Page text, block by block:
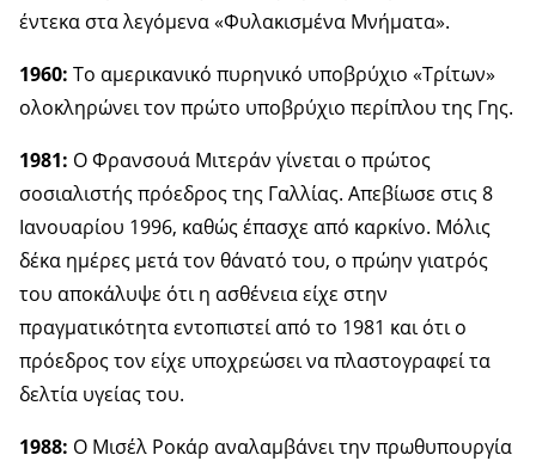
έντεκα στα λεγόμενα «Φυλακισμένα Μνήματα».
1960: Το αμερικανικό πυρηνικό υποβρύχιο «Τρίτων»
ολοκληρώνει τον πρώτο υποβρύχιο περίπλου της Γης.
1981: Ο Φρανσουά Μιτεράν γίνεται ο πρώτος
σοσιαλιστής πρόεδρος της Γαλλίας. Απεβίωσε στις 8
Ιανουαρίου 1996, καθώς έπασχε από καρκίνο. Μόλις
δέκα ημέρες μετά τον θάνατό του, ο πρώην γιατρός
του αποκάλυψε ότι η ασθένεια είχε στην
πραγματικότητα εντοπιστεί από το 1981 και ότι ο
πρόεδρος τον είχε υποχρεώσει να πλαστογραφεί τα
δελτία υγείας του.
1988: Ο Μισέλ Ροκάρ αναλαμβάνει την πρωθυπουργία